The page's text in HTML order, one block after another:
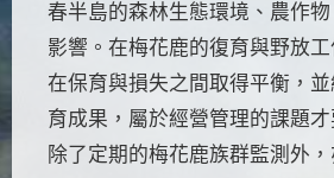
春半島的森林生態環境、農作
影響。在梅花鹿的復育與野放
在保育與損失之間取得平衡，
育成果，屬於經營管理的課題
除了定期的梅花鹿族群監測外